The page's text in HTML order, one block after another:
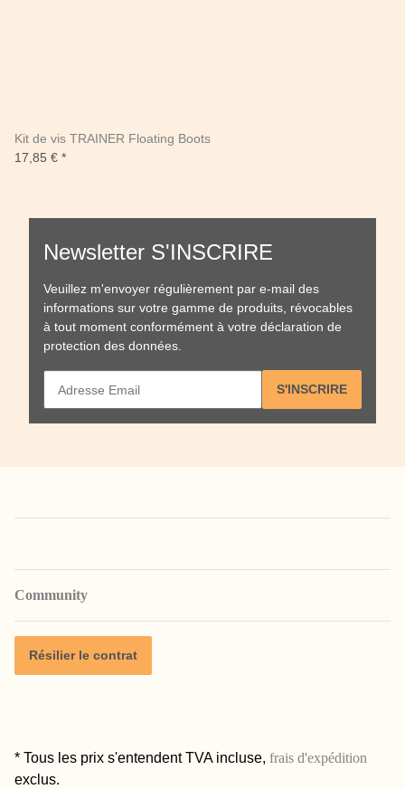
Kit de vis TRAINER Floating Boots
17,85 € *
Newsletter S'INSCRIRE
Veuillez m'envoyer régulièrement par e-mail des
informations sur votre gamme de produits, révocables
à tout moment conformément à votre déclaration de
protection des données.
S'INSCRIRE
Community
Résilier le contrat
* Tous les prix s'entendent TVA incluse, frais d'expédition
exclus.